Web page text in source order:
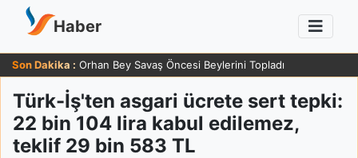
Haber
Son Dakika : Orhan Bey Savaş Öncesi Beylerini Topladı
Türk-İş'ten asgari ücrete sert tepki:
22 bin 104 lira kabul edilemez,
teklif 29 bin 583 TL